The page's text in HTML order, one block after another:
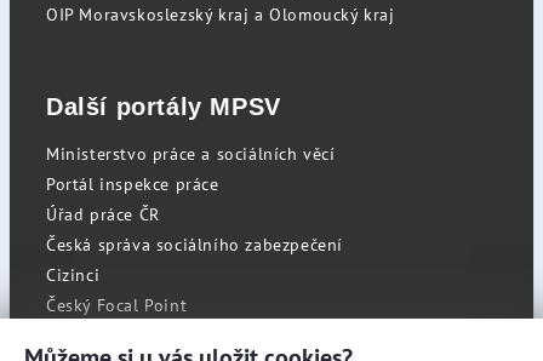
OIP Moravskoslezský kraj a Olomoucký kraj
Další portály MPSV
Ministerstvo práce a sociálních věcí
Portál inspekce práce
Úřad práce ČR
Česká správa sociálního zabezpečení
Cizinci
Český Focal Point